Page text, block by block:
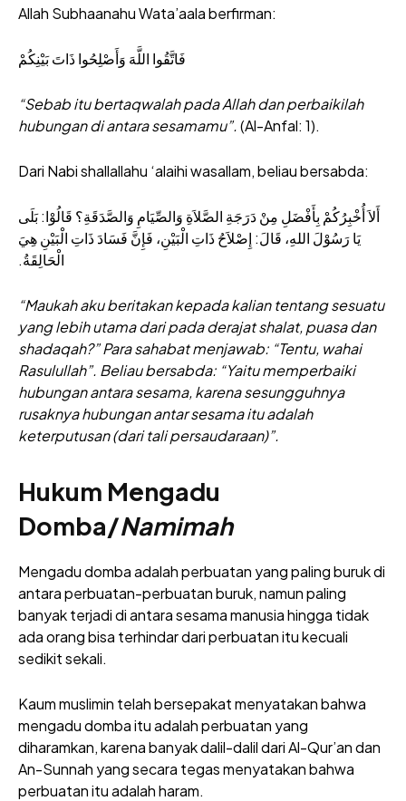
Allah Subhaanahu Wata’aala berfirman:
فَاتَّقُوا اللَّهَ وَأَصْلِحُوا ذَاتَ بَيْنِكُمْ
“Sebab itu bertaqwalah pada Allah dan perbaikilah
hubungan di antara sesamamu”.(Al-Anfal: 1).
Dari Nabi shallallahu ‘alaihi wasallam, beliau bersabda:
أَلاَ أُخْبِرُكُمْ بِأَفْضَلِ مِنْ دَرَجَةِ الصَّلاَةِ وَالصِّيَامِ وَالصَّدَقَةِ؟ قَالُوْا: بَلَى
يَا رَسُوْلَ اللهِ، قَالَ: إِصْلاَحُ ذَاتِ الْبَيْنِ، فَإِنَّ فَسَادَ ذَاتِ الْبَيْنِ هِيَ
الْحَالِقَةُ.
“Maukah aku beritakan kepada kalian tentang sesuatu
yang lebih utama dari pada derajat shalat, puasa dan
shadaqah?” Para sahabat menjawab: “Tentu, wahai
Rasulullah”. Beliau bersabda: “Yaitu memperbaiki
hubungan antara sesama, karena sesungguhnya
rusaknya hubungan antar sesama itu adalah
keterputusan (dari tali persaudaraan)”.
Hukum Mengadu
Domba/Namimah
Mengadu domba adalah perbuatan yang paling buruk di
antara perbuatan-perbuatan buruk, namun paling
banyak terjadi di antara sesama manusia hingga tidak
ada orang bisa terhindar dari perbuatan itu kecuali
sedikit sekali.
Kaum muslimin telah bersepakat menyatakan bahwa
mengadu domba itu adalah perbuatan yang
diharamkan, karena banyak dalil-dalil dari Al-Qur’an dan
An-Sunnah yang secara tegas menyatakan bahwa
perbuatan itu adalah haram.